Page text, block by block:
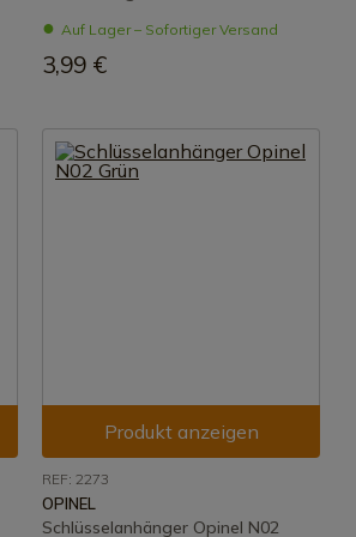
Auf Lager – Sofortiger Versand
3,99 €
Produkt anzeigen
REF: 2273
OPINEL
Schlüsselanhänger Opinel N02